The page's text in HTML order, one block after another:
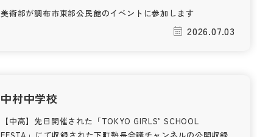
美術部が調布市東部公民館のイベントに参加します
2026.07.03
中村中学校
【中高】先日開催された「TOKYO GIRLS’ SCHOOL